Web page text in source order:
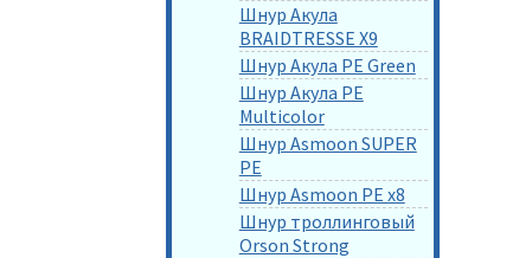
Шнур Акула
BRAIDTRESSE X9
Шнур Акула PE Green
Шнур Акула PE
Multicolor
Шнур Asmoon SUPER
PE
Шнур Asmoon PE x8
Шнур троллинговый
Orson Strong